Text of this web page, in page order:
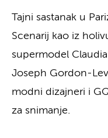
Tajni sastanak u
Scenarij kao iz
supermodel
Joseph Gordon-
modni dizajneri i
za snimanje.